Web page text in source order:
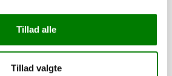
Tillad alle
Tillad valgte